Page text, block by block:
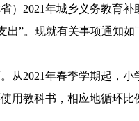
）2021年城乡义务教育
出”。现就有关事项通知如
从2021年春季学期起，
用教科书，相应地循环比